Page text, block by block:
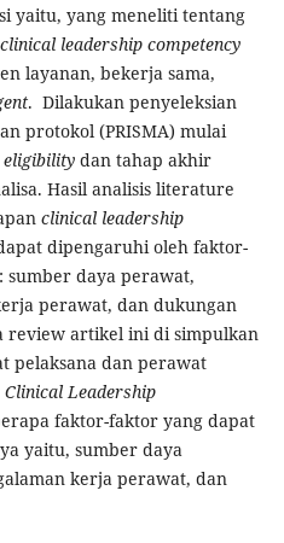
yaitu, yang meneliti tentang
clinical leadership competency
layanan, bekerja sama,
. Dilakukan penyeleksian
protokol (PRISMA) mulai
eligibilitydan tahap akhir
Hasil analisis literature
clinical leadership
dipengaruhi oleh faktor-
daya perawat,
perawat, dan dukungan
review artikel ini di simpulkan
pelaksana dan perawat
Clinical Leadership
faktor-faktor yang dapat
yaitu, sumber daya
kerja perawat, dan